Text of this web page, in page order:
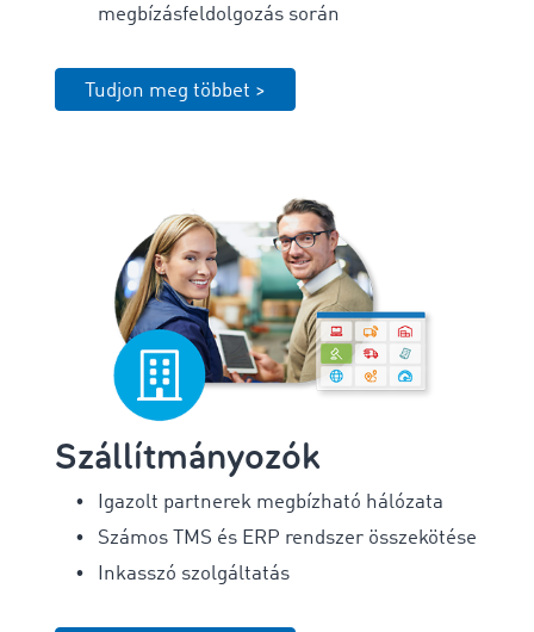
megbízásfeldolgozás során
Tudjon meg többet >
Szállítmányozók
Igazolt partnerek megbízható hálózata
Számos TMS és ERP rendszer összekötése
Inkasszó szolgáltatás